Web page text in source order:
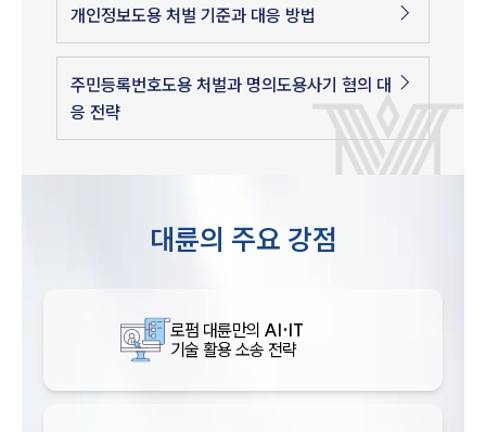
개인정보도용 처벌 기준과 대응 방법
주민등록번호도용 처벌과 명의도용사기 혐의 대
응 전략
대륜의 주요 강점
로펌 대륜만의 AI·IT
기술 활용 소송 전략